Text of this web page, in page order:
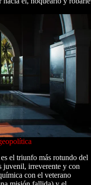
el triunfo más rotundo del
juvenil, irreverente y con
con el veterano